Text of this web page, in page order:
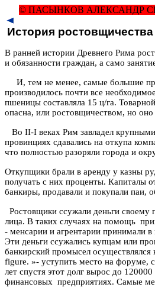
© ПАСЫНКОВ АЛЕКСАНДР
История
В ранней истории Древнего Рима
и обязанности граждан, а само
И, тем не менее, самые большие
производилось почти все
пшеницы составляла 15 ц/га.
опасна, или ростовщичеством, но
Во II-I веках Рим завладел
провинциях сдавались на откупа
что полностью разоряли города и
Откупщики брали в аренду у казны
получать с них проценты. Капиталы
банкиры, продавали и покупали паи,
Ростовщики ссужали деньги своему
лица. В таких случаях на помощь
- менсарии и агрентарии принимали в
Эти деньги ссужались купцам или
банкирский промысел
figure. »- уступить место на форуме,
лет спустя этот долг вырос до
финансовых предприятиях. Самые